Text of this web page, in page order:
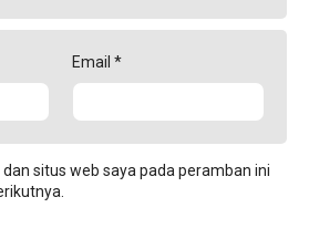
Email *
situs web saya pada peramban ini